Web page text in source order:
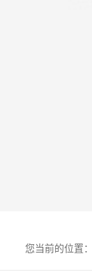
您当前的位置：